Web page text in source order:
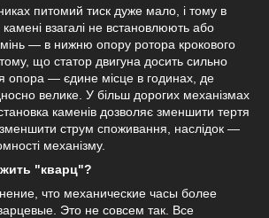
питомий тиск дуже мало, і тому в
взагалі не встановлюють або
— в нижню опору ротора крокового
що статор двигуна досить сильно
опора — єдине місце в годинах, де
велике. У більш дорогих механізмах
каменів дозволяє зменшити тертя
зменшити струм споживання, наслідок —
механізму.
"кварц"?
что механические часы более
Это не совсем так. Все